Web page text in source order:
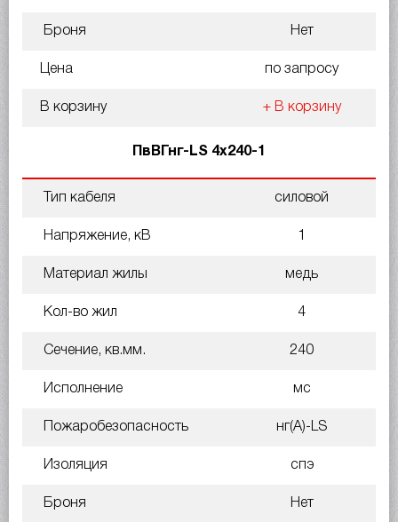
Броня Нет
Цена по запросу
В корзину + В корзину
ПвВГнг-LS 4х240-1
Тип кабеля силовой
Напряжение, кВ 1
Материал жилы медь
Кол-во жил 4
Сечение, кв.мм. 240
Исполнение мс
Пожаробезопасность нг(A)-LS
Изоляция спэ
Броня Нет